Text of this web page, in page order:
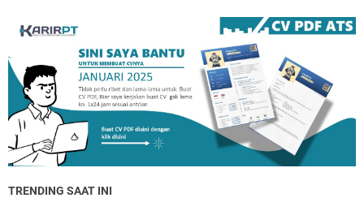
TRENDING SAAT INI